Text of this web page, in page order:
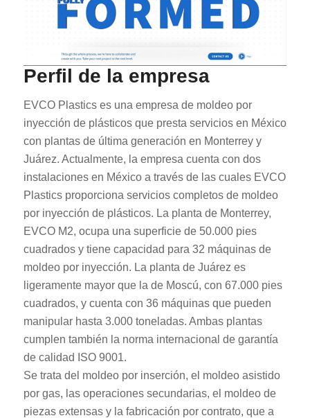
Perfil de la empresa
EVCO Plastics es una empresa de moldeo por
inyección de plásticos que presta servicios en México
con plantas de última generación en Monterrey y
Juárez. Actualmente, la empresa cuenta con dos
instalaciones en México a través de las cuales EVCO
Plastics proporciona servicios completos de moldeo
por inyección de plásticos. La planta de Monterrey,
EVCO M2, ocupa una superficie de 50.000 pies
cuadrados y tiene capacidad para 32 máquinas de
moldeo por inyección. La planta de Juárez es
ligeramente mayor que la de Moscú, con 67.000 pies
cuadrados, y cuenta con 36 máquinas que pueden
manipular hasta 3.000 toneladas. Ambas plantas
cumplen también la norma internacional de garantía
de calidad ISO 9001.
Se trata del moldeo por inserción, el moldeo asistido
por gas, las operaciones secundarias, el moldeo de
piezas extensas y la fabricación por contrato, que a